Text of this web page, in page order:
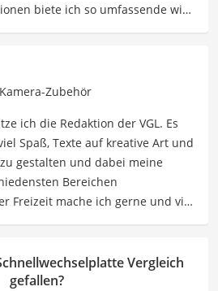
biete ich so umfassende wie
Kaufberatungen und
Verbrauchern dabei zu helfen,
zu treffen als auch
Lösungen für ihre Bedürfnisse
Vergleich ist aus unserer Sicht
fürFotografenund
Zubehör
ich die Redaktion der VGL. Es
Spaß, Texte auf kreative Art und
gestalten und dabei meine
Bereichen
Freizeit mache ich gerne und viel
und stilistische Korrektheit zu
es dabei, die Qualität und den
Vergleich
gefallen?